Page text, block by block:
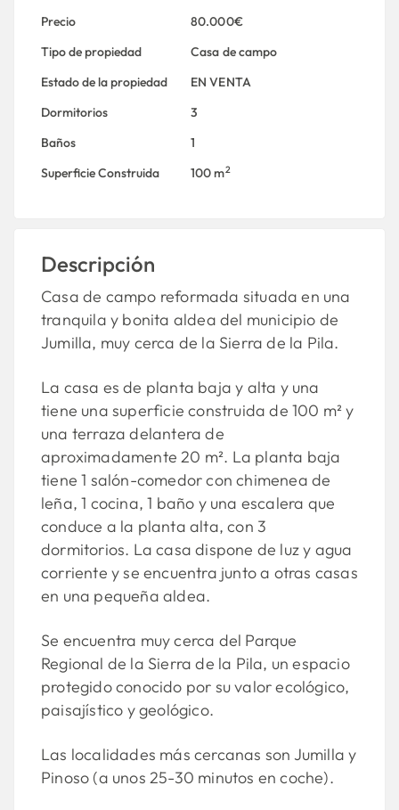
Precio
80.000€
Tipo de propiedad
Casa de campo
Estado de la propiedad
EN VENTA
Dormitorios
3
Baños
1
Superficie Construida
100 m2
Descripción
Casa de campo reformada situada en una
tranquila y bonita aldea del municipio de
Jumilla, muy cerca de la Sierra de la Pila.
La casa es de planta baja y alta y una
tiene una superficie construida de 100 m² y
una terraza delantera de
aproximadamente 20 m². La planta baja
tiene 1 salón-comedor con chimenea de
leña, 1 cocina, 1 baño y una escalera que
conduce a la planta alta, con 3
dormitorios. La casa dispone de luz y agua
corriente y se encuentra junto a otras casas
en una pequeña aldea.
Se encuentra muy cerca del Parque
Regional de la Sierra de la Pila, un espacio
protegido conocido por su valor ecológico,
paisajístico y geológico.
Las localidades más cercanas son Jumilla y
Pinoso (a unos 25-30 minutos en coche).